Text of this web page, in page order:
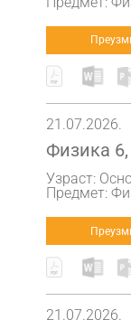
21.07.2026.
Физика
Узраст:
Предмет:
21.07.2026.